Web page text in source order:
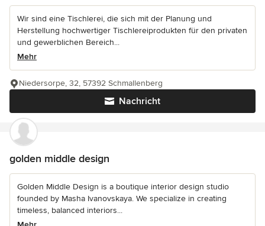
Wir sind eine Tischlerei, die sich mit der Planung und
Herstellung hochwertiger Tischlereiprodukten für den privaten
und gewerblichen Bereich...
Mehr
Nachricht
Niedersorpe, 32, 57392 Schmallenberg
golden middle design
Golden Middle Design is a boutique interior design studio
founded by Masha Ivanovskaya. We specialize in creating
timeless, balanced interiors...